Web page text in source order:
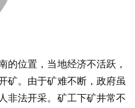
的位置，当地经济不活跃，
矿。由于矿难不断，政府虽
非法开采。矿工下矿井常不